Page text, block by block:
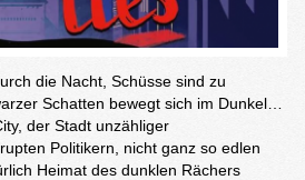
die Nacht, Schüsse sind zu
Schatten bewegt sich im Dunkel…
der Stadt unzähliger
Politikern, nicht ganz so edlen
Heimat des dunklen Rächers